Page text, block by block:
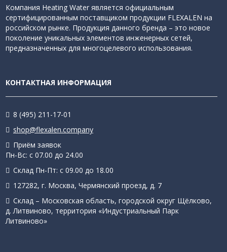
Компания Heating Water является официальным
сертифицированным поставщиком продукции FLEXALEN на
российском рынке. Продукция данного бренда – это новое
поколение уникальных элементов инженерных сетей,
предназначенных для многоцелевого использования.
КОНТАКТНАЯ ИНФОРМАЦИЯ
8 (495) 211-17-01
shop@flexalen.company
Приём заявок
Пн-Вс: с 07.00 до 24.00
Склад Пн-Пт: с 09.00 до 18.00
127282, г. Москва, Чермянский проезд, д. 7
Склад – Московская область, городской округ Щёлково,
д. Литвиново, территория «Индустриальный Парк
Литвиново»